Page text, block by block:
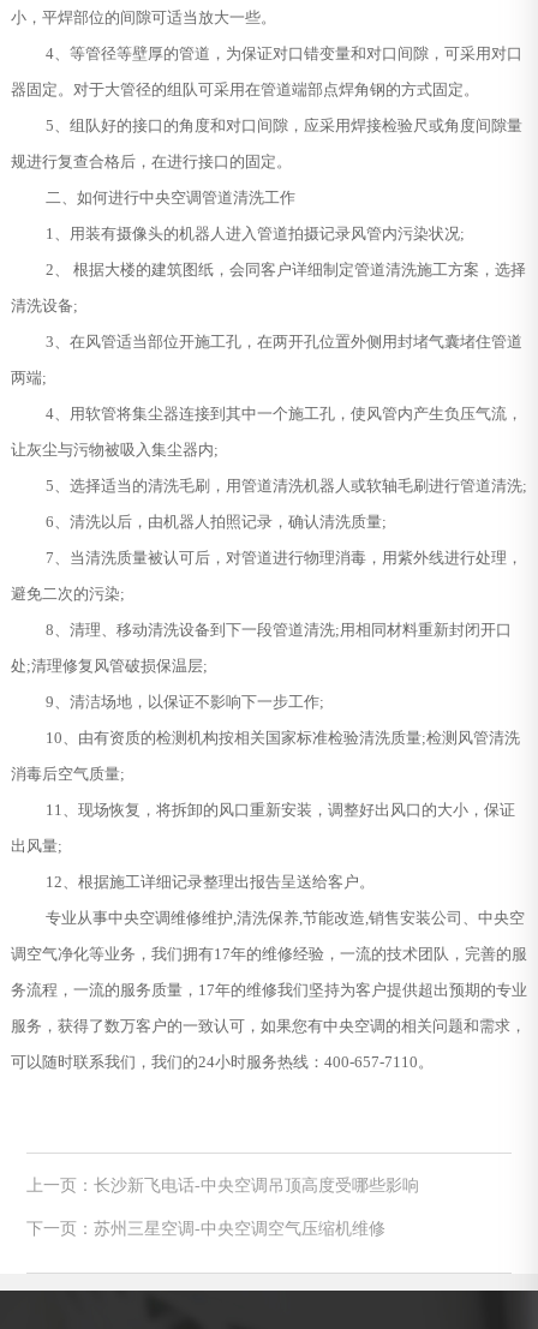
小，平焊部位的间隙可适当放大一些。
4、等管径等壁厚的管道，为保证对口错变量和对口间隙，可采用对口
器固定。对于大管径的组队可采用在管道端部点焊角钢的方式固定。
5、组队好的接口的角度和对口间隙，应采用焊接检验尺或角度间隙量
规进行复查合格后，在进行接口的固定。
二、如何进行中央空调管道清洗工作
1、用装有摄像头的机器人进入管道拍摄记录风管内污染状况;
2、 根据大楼的建筑图纸，会同客户详细制定管道清洗施工方案，选择
清洗设备;
3、在风管适当部位开施工孔，在两开孔位置外侧用封堵气囊堵住管道
两端;
4、用软管将集尘器连接到其中一个施工孔，使风管内产生负压气流，
让灰尘与污物被吸入集尘器内;
5、选择适当的清洗毛刷，用管道清洗机器人或软轴毛刷进行管道清洗;
6、清洗以后，由机器人拍照记录，确认清洗质量;
7、当清洗质量被认可后，对管道进行物理消毒，用紫外线进行处理，
避免二次的污染;
8、清理、移动清洗设备到下一段管道清洗;用相同材料重新封闭开口
处;清理修复风管破损保温层;
9、清洁场地，以保证不影响下一步工作;
10、由有资质的检测机构按相关国家标准检验清洗质量;检测风管清洗
消毒后空气质量;
11、现场恢复，将拆卸的风口重新安装，调整好出风口的大小，保证
出风量;
12、根据施工详细记录整理出报告呈送给客户。
专业从事中央空调维修维护,清洗保养,节能改造,销售安装公司、中央空
调空气净化等业务，我们拥有17年的维修经验，一流的技术团队，完善的服
务流程，一流的服务质量，17年的维修我们坚持为客户提供超出预期的专业
服务，获得了数万客户的一致认可，如果您有中央空调的相关问题和需求，
可以随时联系我们，我们的24小时服务热线：400-657-7110。
上一页：长沙新飞电话-中央空调吊顶高度受哪些影响
下一页：苏州三星空调-中央空调空气压缩机维修